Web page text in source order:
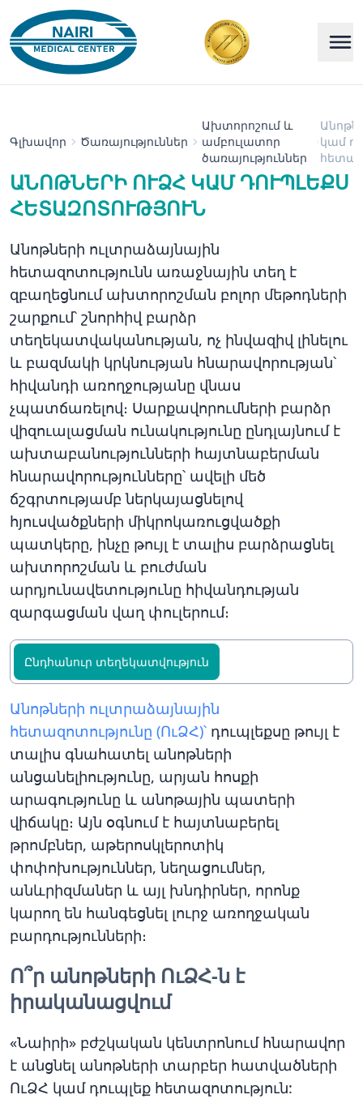
Գլխավոր Ծառայություններ
Ախտորոշում և
ամբուլատոր
ծառայություններ
կամ
ԱՆՈԹՆԵՐԻ ՈՒՁՀ ԿԱՄ ԴՈՒՊԼԵՔՍ
ՀԵՏԱԶՈՏՈՒԹՅՈՒՆ
Անոթների ուլտրաձայնային
հետազոտությունն առաջնային տեղ է
զբաղեցնում ախտորոշման բոլոր մեթոդների
շարքում՝ շնորհիվ բարձր
տեղեկատվականության, ոչ ինվազիվ լինելու
և բազմակի կրկնության հնարավորության՝
հիվանդի առողջությանը վնաս
չպատճառելով։ Սարքավորումների բարձր
վիզուալացման ունակությունը ընդլայնում է
ախտաբանությունների հայտնաբերման
հնարավորությունները՝ ավելի մեծ
ճշգրտությամբ ներկայացնելով
հյուսվածքների միկրոկառուցվածքի
պատկերը, ինչը թույլ է տալիս բարձրացնել
ախտորոշման և բուժման
արդյունավետությունը հիվանդության
զարգացման վաղ փուլերում։
Ընդհանուր տեղեկատվություն
Անոթների ուլտրաձայնային
հետազոտությունը (ՈւՁՀ)՝ դուպլեքսը թույլ է
տալիս գնահատել անոթների
անցանելիությունը, արյան հոսքի
արագությունը և անոթային պատերի
վիճակը։ Այն օգնում է հայտնաբերել
թրոմբներ, աթերոսկլերոտիկ
փոփոխություններ, նեղացումներ,
անևրիզմաներ և այլ խնդիրներ, որոնք
կարող են հանգեցնել լուրջ առողջական
բարդությունների։
Ո՞ր անոթների ՈւՁՀ-ն է
իրականացվում
«Նաիրի» բժշկական կենտրոնում հնարավոր
է անցնել անոթների տարբեր հատվածների
ՈւՁՀ կամ դուպլեք հետազոտություն: